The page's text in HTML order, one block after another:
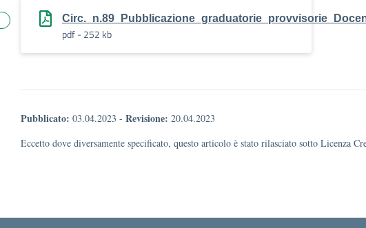
pdf - 252 kb
Pubblicato: 03.04.2023 - Revisione: 20.04.2023
Eccetto dove diversamente specificato, questo articolo è stato rilasciato sotto Licenza